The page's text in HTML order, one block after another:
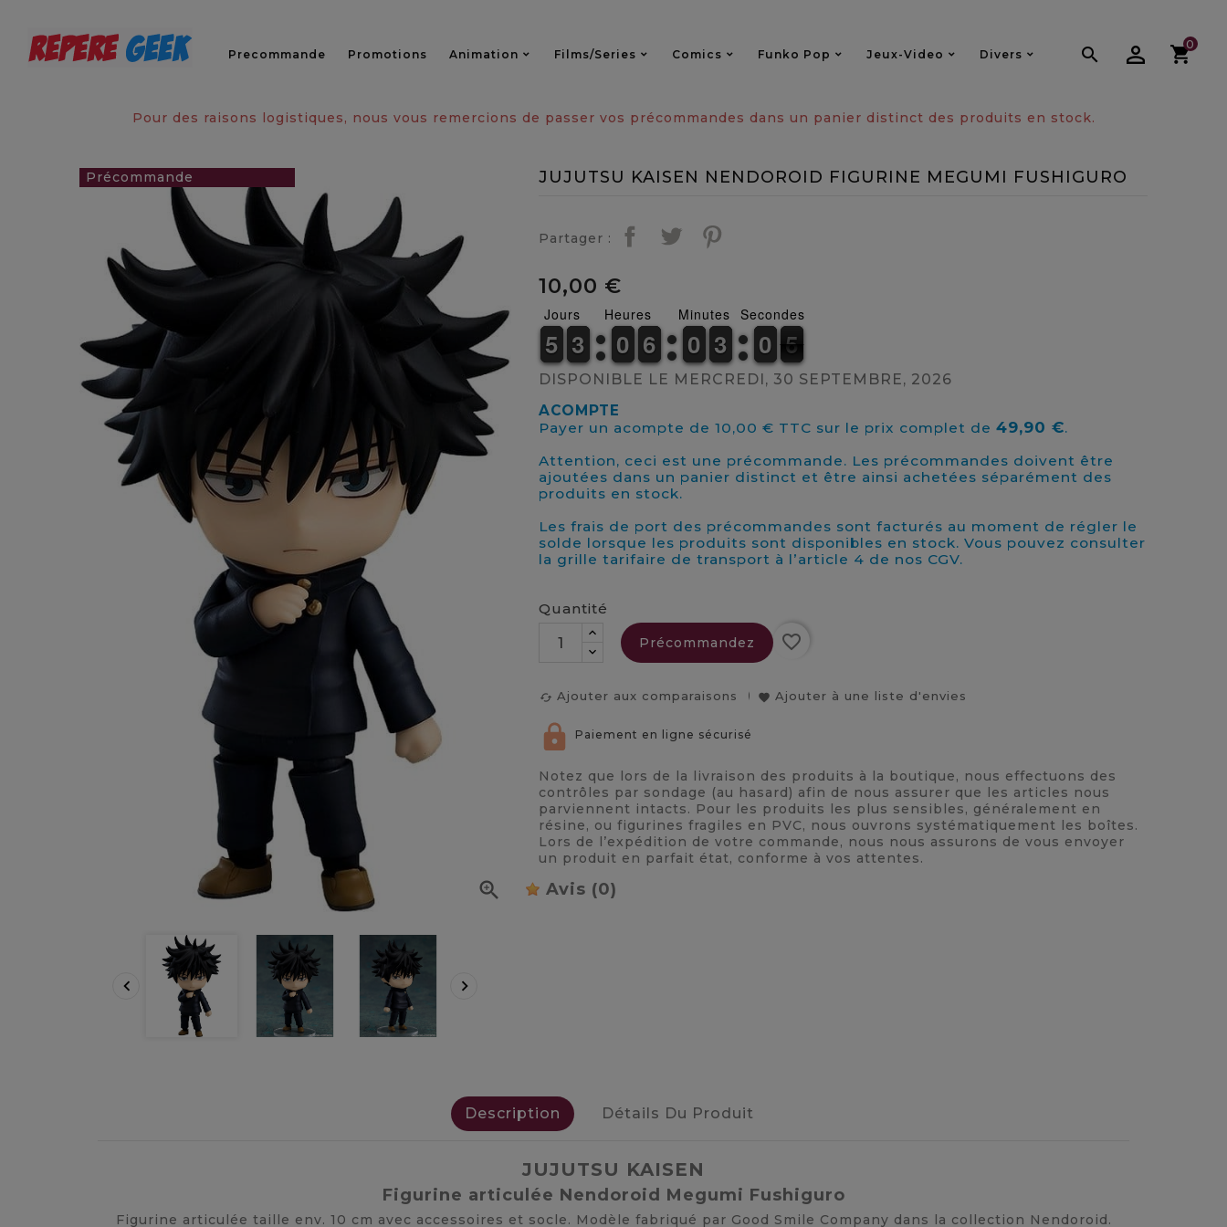
0

Precommande Promotions Animation Films/series Comics Funko Pop Jeux-Video Divers
Pour des raisons logistiques, nous vous remercions de passer vos précommandes dans un panier distinct des produits en stock.

 
JUJUTSU KAISEN NENDOROID FIGURINE MEGUMI FUSHIGURO
Partager :
10,00 €
Jours
4
4
5
5 2
2
3
3
Heures
9
9
0
0 5
5
6
6
Minutes
9
9
0
0 2
2
3
3
Secondes
9
9
0
0 5
5
4
DISPONIBLE LE MERCREDI, 30 SEPTEMBRE, 2026
ACOMPTE
Payer un acompte de 10,00 € TTC sur le prix complet de 49,90 €.
Attention, ceci est une précommande. Les précommandes doivent être
ajoutées dans un panier distinct et être ainsi achetées séparément des
produits en stock.
Les frais de port des précommandes sont facturés au moment de régler le
solde lorsque les produits sont disponibles en stock. Vous pouvez consulter
la grille tarifaire de transport à l’article 4 de nos CGV.
Quantité
Précommandez favorite_border
cached Ajouter aux comparaisons favorite Ajouter à une liste d'envies
Paiement en ligne sécurisé
Notez que lors de la livraison des produits à la boutique, nous effectuons des
contrôles par sondage (au hasard) afin de nous assurer que les articles nous
parviennent intacts. Pour les produits les plus sensibles, généralement en
résine, ou figurines fragiles en PVC, nous ouvrons systématiquement les boîtes.
Lors de l’expédition de votre commande, nous nous assurons de vous envoyer
un produit en parfait état, conforme à vos attentes.
Description Détails Du Produit
JUJUTSU KAISEN
Figurine articulée Nendoroid Megumi Fushiguro
Figurine articulée taille env. 10 cm avec accessoires et socle. Modèle fabriqué par Good Smile Company dans la collection Nendoroid.
Avis (0)